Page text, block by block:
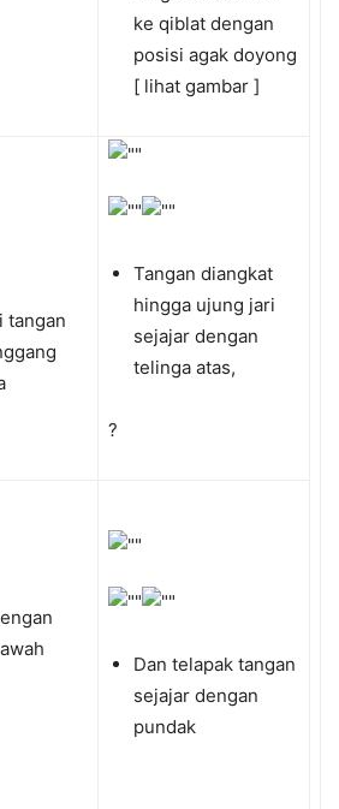
ke qiblat dengan
posisi agak doyong
[ lihat gambar ]
tangan
Tangan diangkat
hingga ujung jari
sejajar dengan
telinga atas,
?
Dan telapak tangan
sejajar dengan
pundak